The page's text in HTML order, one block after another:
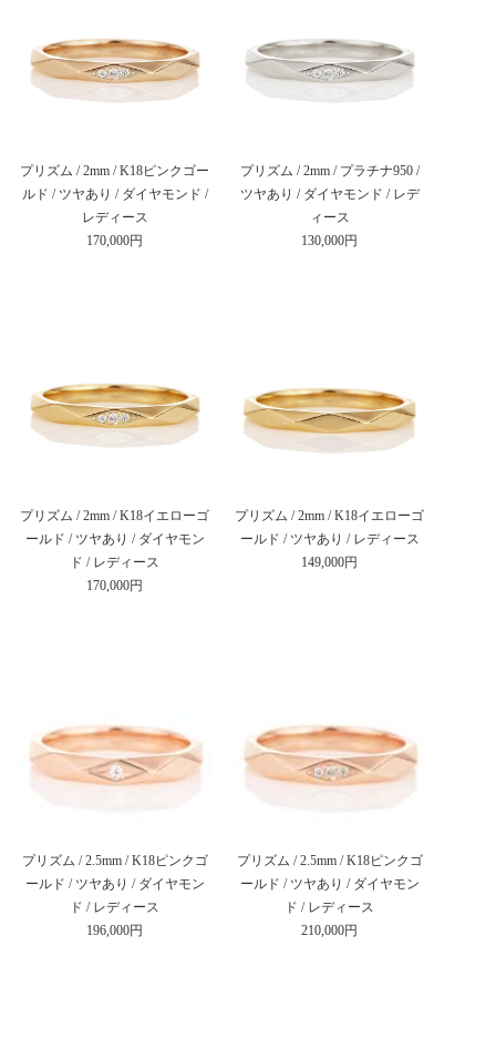
プリズム / 2mm / K18ピンクゴー
ルド / ツヤあり / ダイヤモンド /
レディース
170,000円
プリズム / 2mm / プラチナ950 /
ツヤあり / ダイヤモンド / レデ
ィース
130,000円
プリズム / 2mm / K18イエローゴ
ールド / ツヤあり / ダイヤモン
ド / レディース
170,000円
プリズム / 2mm / K18イエローゴ
ールド / ツヤあり / レディース
149,000円
プリズム / 2.5mm / K18ピンクゴ
ールド / ツヤあり / ダイヤモン
ド / レディース
196,000円
プリズム / 2.5mm / K18ピンクゴ
ールド / ツヤあり / ダイヤモン
ド / レディース
210,000円